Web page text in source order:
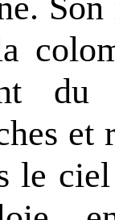
du
et
le